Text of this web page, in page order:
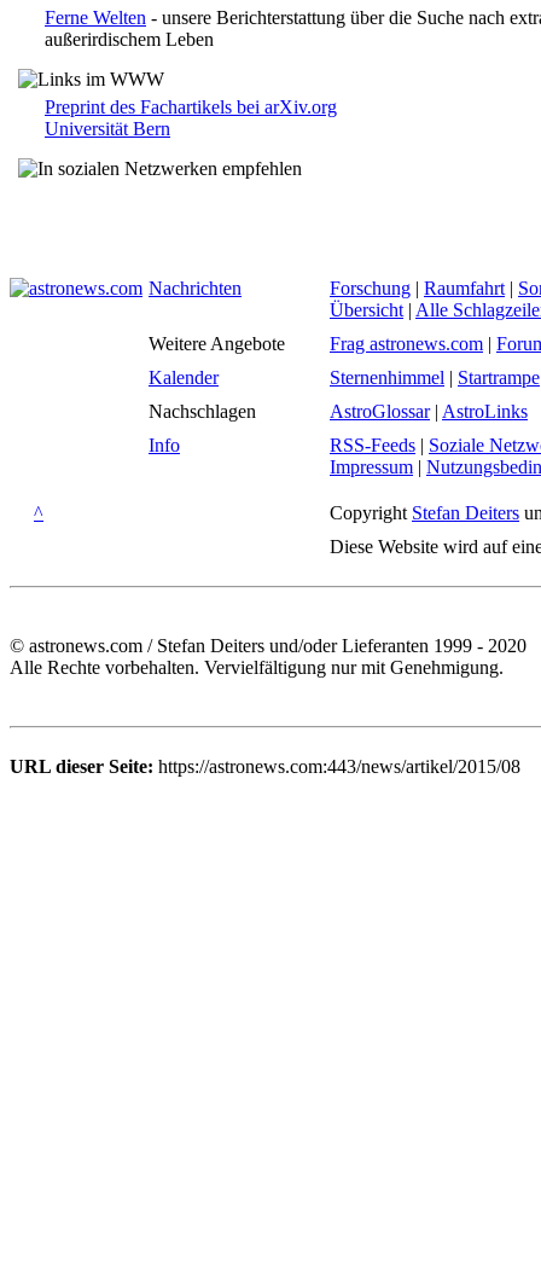
Ferne Welten - unsere Berichterstattung über die Suche nach
außerirdischem Leben
Preprint des Fachartikels bei arXiv.org
Universität Bern
Nachrichten Forschung | Raumfahrt |
Übersicht | Alle
Weitere Angebote
Frag astronews.com |
Kalender
Sternenhimmel | Startrampe
Nachschlagen
AstroGlossar| AstroLinks
Info
RSS-Feeds | Soziale
Impressum |
^ Copyright Stefan Deiters
Diese Website wird auf
© astronews.com / Stefan Deiters und/oder Lieferanten 1999 - 2020
Alle Rechte vorbehalten. Vervielfältigung nur mit Genehmigung.
URL dieser Seite: https://astronews.com:443/news/artikel/2015/08